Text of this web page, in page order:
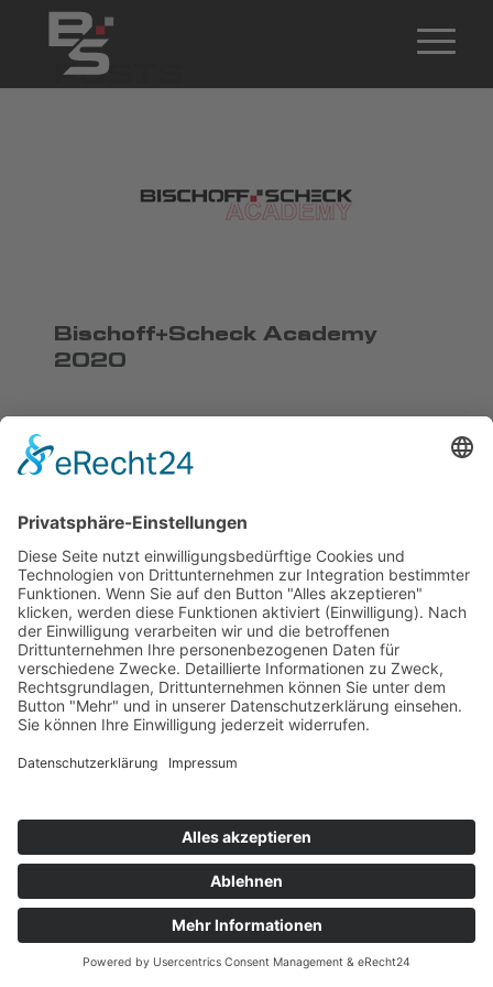
POSTS
Bischoff+Scheck Academy
2020
"Academy"
©BISCHOFF+SCHECK GmbH
IMPRESSUM
DATENSCHUTZ
INFORMATIONSPFLICHTEN
AGB